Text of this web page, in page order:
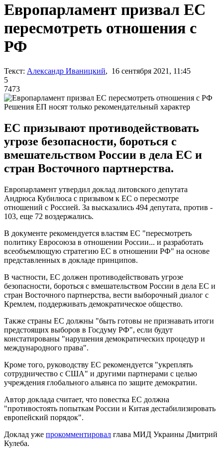
Европарламент призвал ЕС
пересмотреть отношения с
РФ
Текст: Александр Иваницкий, 16 сентября 2021, 11:45
5
7473
Решения ЕП носят только рекомендательный характер
ЕС призывают противодействовать
угрозе безопасности, бороться с
вмешательством России в дела ЕС и
стран Восточного партнерства.
Европарламент утвердил доклад литовского депутата
Андрюса Кубилюса с призывом к ЕС о пересмотре
отношений с Россией. За высказались 494 депутата, против -
103, еще 72 воздержались.
В документе рекомендуется властям ЕС "пересмотреть
политику Евросоюза в отношении России... и разработать
всеобъемлющую стратегию ЕС в отношении РФ" на основе
представленных в докладе принципов.
В частности, ЕС должен противодействовать угрозе
безопасности, бороться с вмешательством России в дела ЕС и
стран Восточного партнерства, вести выборочный диалог с
Кремлем, поддерживать демократическое общество.
Также страны ЕС должны "быть готовы не признавать итоги
предстоящих выборов в Госдуму РФ", если будут
констатированы "нарушения демократических процедур и
международного права".
Кроме того, руководству ЕС рекомендуется "укреплять
сотрудничество с США" и другими партнерами с целью
учреждения глобального альянса по защите демократии.
Автор доклада считает, что повестка ЕС должна
"противостоять попыткам России и Китая дестабилизировать
европейский порядок".
Доклад уже прокомментировал глава МИД Украины Дмитрий
Кулеба.